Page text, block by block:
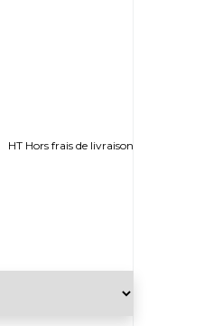
HT Hors frais de livraison